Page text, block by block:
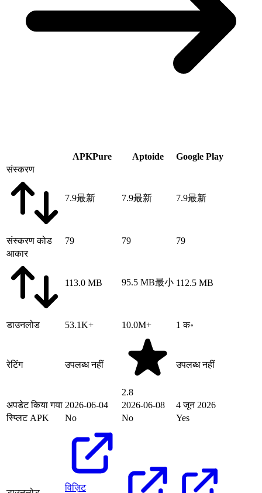
APKPure Aptoide
Google Play
संस्करण
7.9最新 7.9最新 7.9最新
संस्करण कोड 79 79
79
आकार
113.0 MB 95.5 MB最小 112.5 MB
डाउनलोड 53.1K+ 10.0M+ 1 क॰
रेटिंग उपलब्ध नहीं
2.8
उपलब्ध नहीं
अपडेट किया गया 2026-06-04 2026-06-08
4 जून 2026
स्प्लिट APK
No No Yes
विज़िट